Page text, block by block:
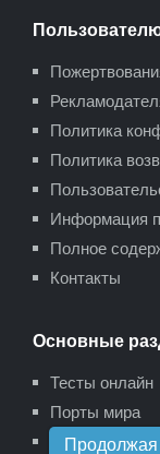
Политика
Политика
Информация
Полное
Контакты
Основные
Тесты онлайн
Порты мира
Карта сайта
Продолжая